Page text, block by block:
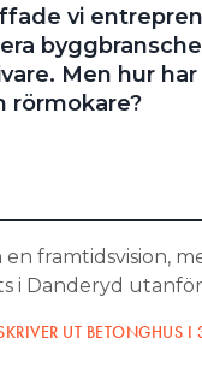
vi
Men hur
rörmokare?
en framtidsvision,
i Danderyd
UT BETONGHUS